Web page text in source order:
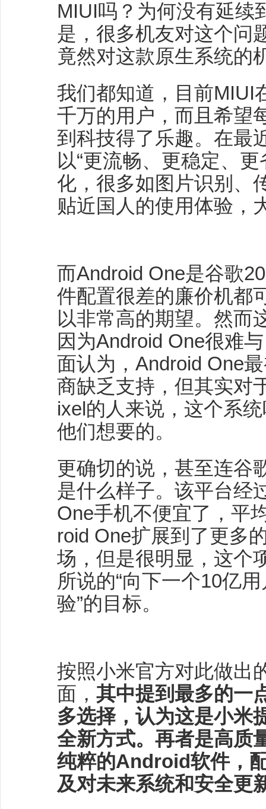
MIUI吗？为何没有延续
是，很多机友对这个问
竟然对这款原生系统的
我们都知道，目前MIUI
千万的用户，而且希望
到科技得了乐趣。在最
以“更流畅、更稳定、
化，很多如图片识别、
贴近国人的使用体验，
而Android One是谷歌
件配置很差的廉价机都
以非常高的期望。然而
因为Android One很难
面认为，Android One
商缺乏支持，但其实对
ixel的人来说，这个系
他们想要的。
更确切的说，甚至连谷
是什么样子。该平台经
One手机不便宜了，平
roid One扩展到了更多
场，但是很明显，这个
所说的“向下一个10亿
验”的目标。
按照小米官方对此做出
面， 其中提到最多的一
多选择，认为这是小米
全新方式。再者是高质
纯粹的Android软件，
及对未来系统和安全更